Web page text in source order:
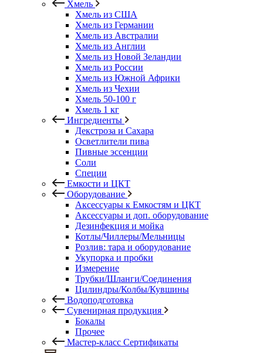
Хмель
Хмель из США
Хмель из Германии
Хмель из Австралии
Хмель из Англии
Хмель из Новой Зеландии
Хмель из России
Хмель из Южной Африки
Хмель из Чехии
Хмель 50-100 г
Хмель 1 кг
Ингредиенты
Декстроза и Сахара
Осветлители пива
Пивные эссенции
Соли
Специи
Емкости и ЦКТ
Оборудование
Аксессуары к Емкостям и ЦКТ
Аксессуары и доп. оборудование
Дезинфекция и мойка
Котлы/Чиллеры/Мельницы
Розлив: тара и оборудование
Укупорка и пробки
Измерение
Трубки/Шланги/Соединения
Цилиндры/Колбы/Кувшины
Водоподготовка
Сувенирная продукция
Бокалы
Прочее
Мастер-класс Сертификаты